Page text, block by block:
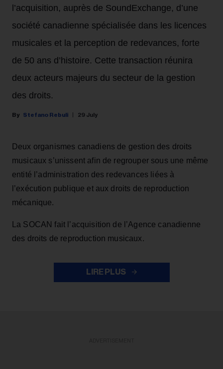
l’acquisition, auprès de SoundExchange, d’une
société canadienne spécialisée dans les licences
musicales et la perception de redevances, forte
de 50 ans d’histoire. Cette transaction réunira
deux acteurs majeurs du secteur de la gestion
des droits.
Stefano Rebuli 29 July
Deux organismes canadiens de gestion des droits
musicaux s’unissent afin de regrouper sous une même
entité l’administration des redevances liées à
l’exécution publique et aux droits de reproduction
mécanique.
La SOCAN fait l’acquisition de l’Agence canadienne
des droits de reproduction musicaux.
LIRE PLUS